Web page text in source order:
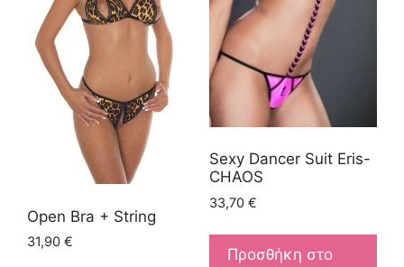
Open Bra + String
31,90 €
Sexy Dancer Suit Eris-
CHAOS
33,70 €
Προσθήκη στο